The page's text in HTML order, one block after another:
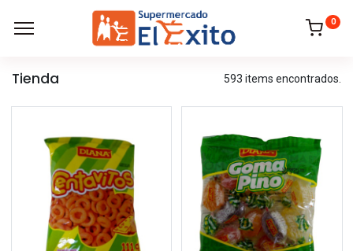
0
Tienda 593 items encontrados.